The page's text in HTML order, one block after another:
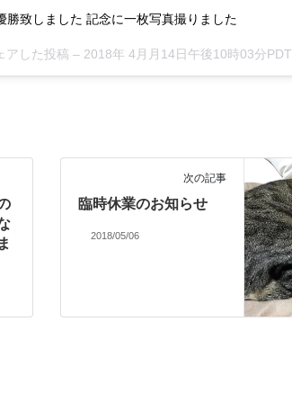
致しました 記念に一枚写真撮りました
アした投稿 – 2018年 4月月14日午後10時03分PDT
次の記事
臨時休業のお知らせ
2018/05/06